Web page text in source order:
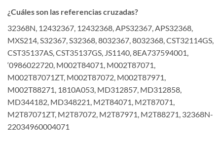
¿Cuáles son las referencias cruzadas?
32368N, 12432367, 12432368, APS32367, APS32368,
MXS214, S32367, S32368, 8032367, 8032368, CST32114GS,
CST35137AS, CST35137GS, JS1140, 8EA737594001,
‘0986022720, M002T84071, M002T87071,
M002T87071ZT, M002T87072, M002T87971,
M002T88271, 1810A053, MD312857, MD312858,
MD344182, MD348221, M2T84071, M2T87071,
M2T87071ZT, M2T87072, M2T87971, M2T88271, 32368N-
22034960004071